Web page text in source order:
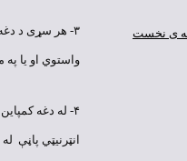
واستوي او يا
۴- له دغه
انټرنيټي پاڼې
ی نخست